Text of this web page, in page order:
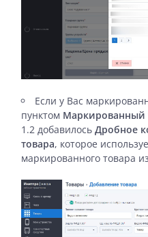
Если у Вас
пунктом Маркированный
1.2 добавилось Дробное
товара, которое
маркированного товара